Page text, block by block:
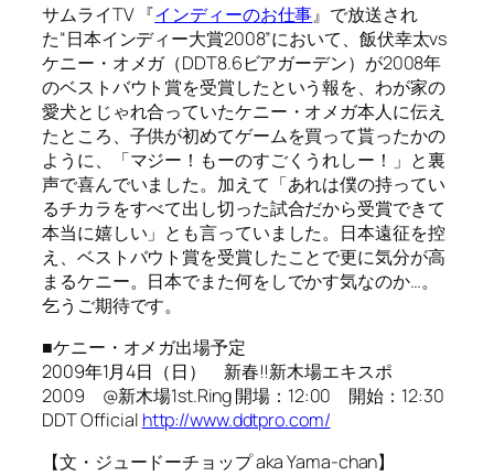
サムライTV 『インディーのお仕事』で放送され
た“日本インディー大賞2008”において、飯伏幸太vs
ケニー・オメガ（DDT8.6ビアガーデン）が2008年
のベストバウト賞を受賞したという報を、わが家の
愛犬とじゃれ合っていたケニー・オメガ本人に伝え
たところ、子供が初めてゲームを買って貰ったかの
ように、「マジー！もーのすごくうれしー！」と裏
声で喜んでいました。加えて「あれは僕の持ってい
るチカラをすべて出し切った試合だから受賞できて
本当に嬉しい」とも言っていました。日本遠征を控
え、ベストバウト賞を受賞したことで更に気分が高
まるケニー。日本でまた何をしでかす気なのか…。
乞うご期待です。
■ケニー・オメガ出場予定
2009年1月4日（日） 新春!!新木場エキスポ
2009 @新木場1st.Ring 開場：12:00 開始：12:30
DDT Official http://www.ddtpro.com/
【文・ジュードーチョップ aka Yama-chan】